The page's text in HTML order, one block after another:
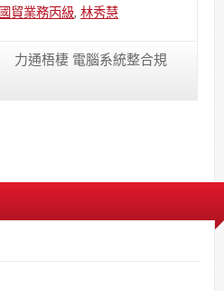
國貿業務丙級, 林秀慧
力通梧棲 電腦系統整合規